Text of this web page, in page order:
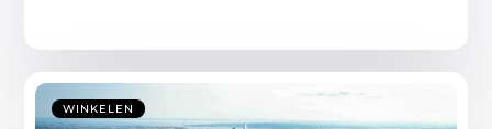
WINKELEN